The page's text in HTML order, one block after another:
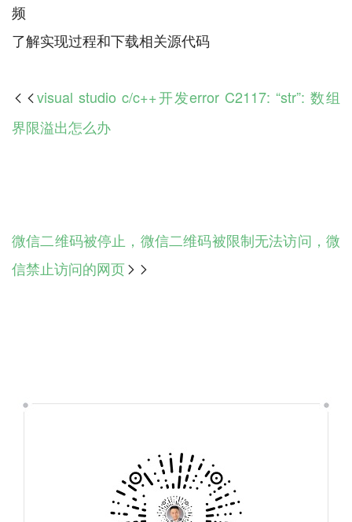
频
 visual studio c/c++开发error C2117: “str”: 数组
界限溢出怎么办
微信二维码被停止，微信二维码被限制无法访问，微
信禁止访问的网页 